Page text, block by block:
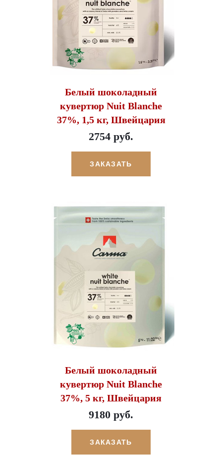
Белый шоколадный
кувертюр Nuit Blanche
37%, 1,5 кг, Швейцария
2754 руб.
ЗАКАЗАТЬ
Белый шоколадный
кувертюр Nuit Blanche
37%, 5 кг, Швейцария
9180 руб.
ЗАКАЗАТЬ